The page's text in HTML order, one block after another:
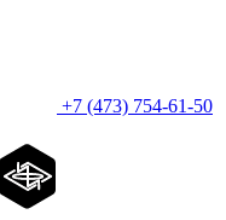
+7 (473) 754-61-50